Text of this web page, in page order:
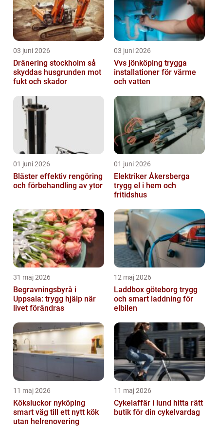
03 juni 2026
Dränering stockholm så
skyddas husgrunden mot
fukt och skador
03 juni 2026
Vvs jönköping trygga
installationer för värme
och vatten
01 juni 2026
Bläster effektiv rengöring
och förbehandling av ytor
01 juni 2026
Elektriker Åkersberga
trygg el i hem och
fritidshus
31 maj 2026
Begravningsbyrå i
Uppsala: trygg hjälp när
livet förändras
12 maj 2026
Laddbox göteborg trygg
och smart laddning för
elbilen
11 maj 2026
Köksluckor nyköping
smart väg till ett nytt kök
utan helrenovering
11 maj 2026
Cykelaffär i lund hitta rätt
butik för din cykelvardag